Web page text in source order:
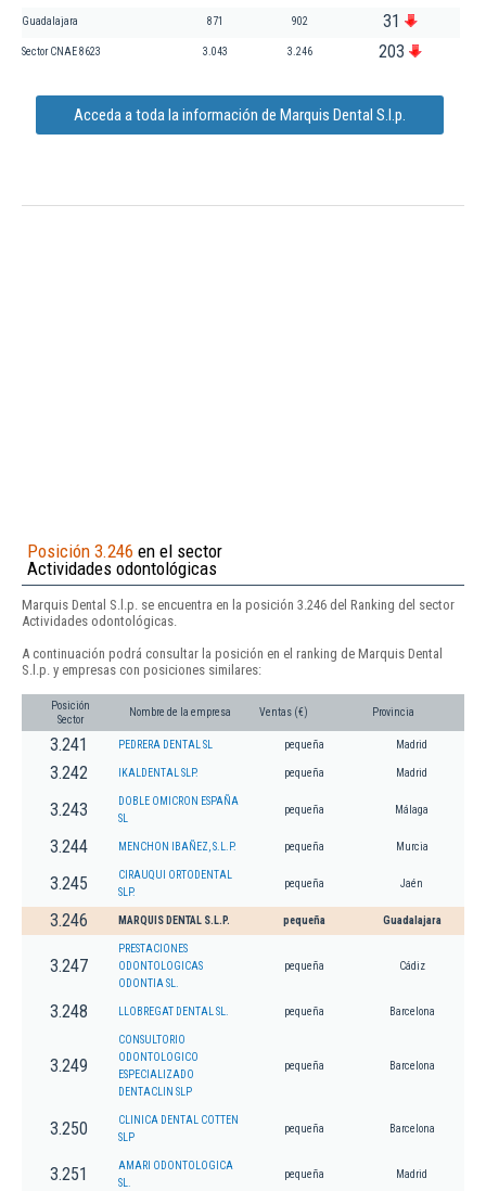
Guadalajara 871 902 31
Sector CNAE 8623 3.043 3.246 203
Acceda a toda la información de Marquis Dental S.l.p.
Posición 3.246 en el sector
Actividades odontológicas
Marquis Dental S.l.p. se encuentra en la posición 3.246 del Ranking del sector
Actividades odontológicas.
A continuación podrá consultar la posición en el ranking de Marquis Dental
S.l.p. y empresas con posiciones similares:
Posición
Sector
Nombre de la empresa Ventas (€) Provincia
3.241 PEDRERA DENTAL SL pequeña Madrid
3.242 IKALDENTAL SLP. pequeña Madrid
3.243
DOBLE OMICRON ESPAÑA
SL
pequeña Málaga
3.244 MENCHON IBAÑEZ, S.L.P. pequeña Murcia
3.245
CIRAUQUI ORTODENTAL
SLP.
pequeña Jaén
3.246 MARQUIS DENTAL S.L.P. pequeña Guadalajara
3.247
PRESTACIONES
ODONTOLOGICAS
ODONTIA SL.
pequeña Cádiz
3.248 LLOBREGAT DENTAL SL. pequeña Barcelona
3.249
CONSULTORIO
ODONTOLOGICO
ESPECIALIZADO
DENTACLIN SLP
pequeña Barcelona
3.250
CLINICA DENTAL COTTEN
SLP
pequeña Barcelona
3.251
AMARI ODONTOLOGICA
SL.
pequeña Madrid